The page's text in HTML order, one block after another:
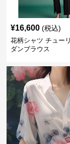
¥16,600 (税込)
花柄シャツ チュー
ダンブラウス